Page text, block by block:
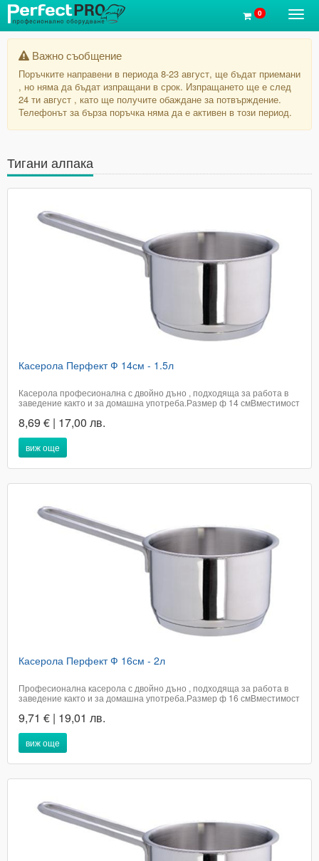
0
Важно съобщение
Поръчките направени в периода 8-23 август, ще бъдат приемани
, но няма да бъдат изпращани в срок. Изпращането ще е след
24 ти август , като ще получите обаждане за потвърждение.
Телефонът за бърза поръчка няма да е активен в този период.
Тигани алпака
Касерола Перфект Ф 14см - 1.5л
Касерола професионална с двойно дъно , подходяща за работа в
заведение както и за домашна употреба.Размер ф 14 смВместимост
съдомиялна машинаНезагряваща се дръжкаЦена с вкл. ДДС​
Доставката не е включена в цената...
8,69 € | 17,00 лв.
виж още
Касерола Перфект Ф 16см - 2л
Професионална касерола с двойно дъно , подходяща за работа в
заведение както и за домашна употреба.Размер ф 16 смВместимост
съдомиялна машинаНезагряваща се дръжкаЦена с вкл. ДДС​
Доставката не е включена в цената на...
9,71 € | 19,01 лв.
виж още